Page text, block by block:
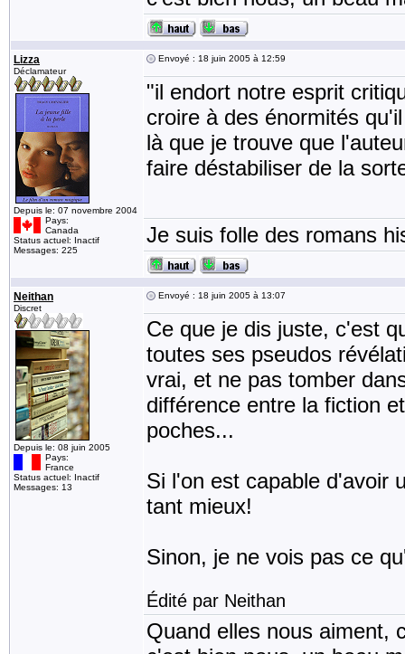
Lizza
Déclamateur
Depuis le: 07 novembre 2004
Pays:
Canada
Status actuel: Inactif
Messages: 225
Envoyé : 18 juin 2005 à 12:59
"il endort notre esprit
croire à des énormités
là que je trouve que
faire déstabiliser de la
Je suis folle des romans
Neithan
Discret
Depuis le: 08 juin 2005
Pays:
France
Status actuel: Inactif
Messages: 13
Envoyé : 18 juin 2005 à 13:07
Ce que je dis juste, c'est
toutes ses pseudos
vrai, et ne pas tomber
différence entre la fiction
poches...
Si l'on est capable d'avoir
tant mieux!
Sinon, je ne vois pas ce
Édité par Neithan
Quand elles nous aiment,